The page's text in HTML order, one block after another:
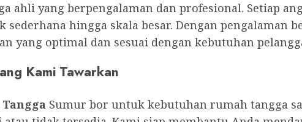
ahli yang berpengalaman dan profesional. Setiap
hingga skala besar. Dengan pengalaman
yang optimal dan sesuai dengan kebutuhan
Kami Tawarkan
Sumur bor untuk kebutuhan rumah tangga